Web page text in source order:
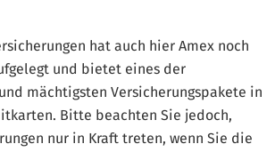
hat auch hier Amex noch
und bietet eines der
mächtigsten Versicherungspakete in
Bitte beachten Sie jedoch,
nur in Kraft treten, wenn Sie die